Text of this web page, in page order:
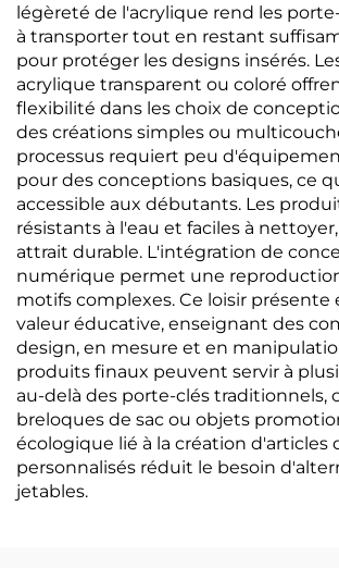
légèreté de l'acrylique rend les
à transporter tout en restant
pour protéger les designs insérés.
acrylique transparent ou coloré
flexibilité dans les choix de
des créations simples ou
processus requiert peu
pour des conceptions basiques, ce
accessible aux débutants. Les
résistants à l'eau et faciles à
attrait durable. L'intégration de
numérique permet une
motifs complexes. Ce loisir
valeur éducative, enseignant des
design, en mesure et en
produits finaux peuvent servir à
au-delà des porte-clés traditionnels,
breloques de sac ou objets
écologique lié à la création d'articles
personnalisés réduit le besoin
jetables.